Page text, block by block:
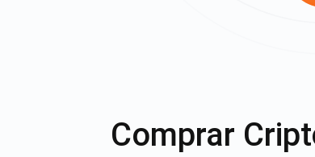
Comprar